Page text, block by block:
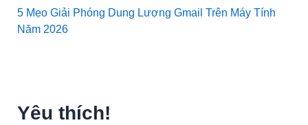
5 Mẹo Giải Phóng Dung Lượng Gmail Trên Máy Tính
Năm 2026
Yêu thích!